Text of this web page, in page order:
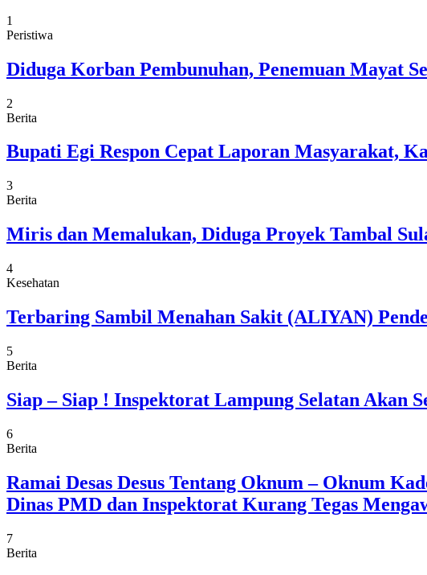
1
Peristiwa
Diduga Korban Pembunuhan, Penemuan Mayat
2
Berita
Bupati Egi Respon Cepat Laporan Masyarakat,
3
Berita
Miris dan Memalukan, Diduga Proyek Tambal
4
Kesehatan
Terbaring Sambil Menahan Sakit (ALIYAN)
5
Berita
Siap – Siap ! Inspektorat Lampung Selatan Akan
6
Berita
Ramai Desas Desus Tentang Oknum – Oknum
Dinas PMD dan Inspektorat Kurang Tegas
7
Berita